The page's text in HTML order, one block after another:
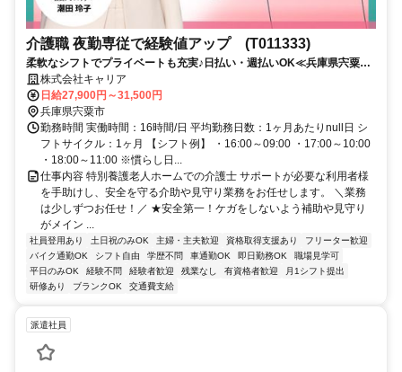
介護職 夜勤専従で経験値アップ (T011333)
柔軟なシフトでプライベートも充実♪日払い・週払いOK≪兵庫県宍粟市
周辺≫
株式会社キャリア
日給27,900円～31,500円
兵庫県宍粟市
勤務時間 実働時間：16時間/日 平均勤務日数：1ヶ月あたりnull日 シ
フトサイクル：1ヶ月 【シフト例】 ・16:00～09:00 ・17:00～10:00
・18:00～11:00 ※慣らし日...
仕事内容 特別養護老人ホームでの介護士 サポートが必要な利用者様
を手助けし、安全を守る介助や見守り業務をお任せします。 ＼業務
は少しずつお任せ！／ ★安全第一！ケガをしないよう補助や見守り
がメイン ...
社員登用あり 土日祝のみOK 主婦・主夫歓迎 資格取得支援あり
フリーター歓迎
バイク通勤OK
シフト自由 学歴不問 車通勤OK 即日勤務OK
職場見学可
平日のみOK
経験不問 経験者歓迎 残業なし 有資格者歓迎
月1シフト提出
研修あり
ブランクOK 交通費支給
派遣社員